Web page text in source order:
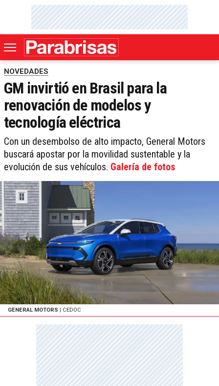
NOVEDADES
GM invirtió en Brasil para la
renovación de modelos y
tecnología eléctrica
Con un desembolso de alto impacto, General Motors
buscará apostar por la movilidad sustentable y la
evolución de sus vehículos. Galería de fotos
GENERAL MOTORS | CEDOC